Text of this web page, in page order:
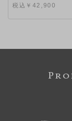
税込￥42,900